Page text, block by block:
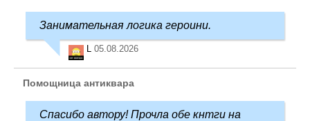
Занимательная логика героини.
L 05.08.2026
Помощница антиквара
Спасибо автору! Прочла обе кнтги на